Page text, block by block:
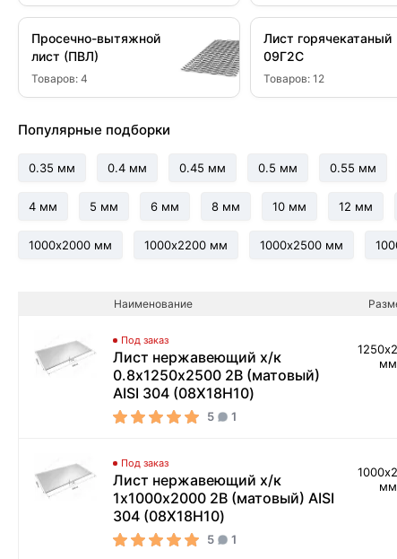
Просечно-вытяжной
лист (ПВЛ)
Товаров:4
Лист горячекатаный
09Г2С
Товаров: 12
Популярные подборки
0.35 мм 0.4 мм 0.45 мм 0.5 мм 0.55 мм
4 мм 5 мм 6 мм 8 мм 10 мм 12 мм
1000х2000 мм 1000х2200 мм 1000х2500 мм
Наименование
Под заказ
Лист нержавеющий х/к
0.8х1250х2500 2B (матовый)
AISI 304 (08Х18Н10)
5 1
мм
Под заказ
Лист нержавеющий х/к
1х1000х2000 2B (матовый) AISI
304 (08Х18Н10)
5 1
мм